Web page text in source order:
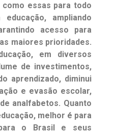
essas para todo
ampliando
acesso para
maiores prioridades.
em diversos
de investimentos,
aprendizado, diminui
e evasão escolar,
analfabetos. Quanto
melhor é para
o Brasil e seus